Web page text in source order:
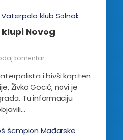
Novog
komentar
i bivši kapiten
Živko Gocić, novi je
Tu informaciju